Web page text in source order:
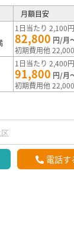
月額目安
1日当たり 2,100
82,800 円/月
初期費用他
1日当たり 2,400
91,800 円/月
初期費用他
電話す